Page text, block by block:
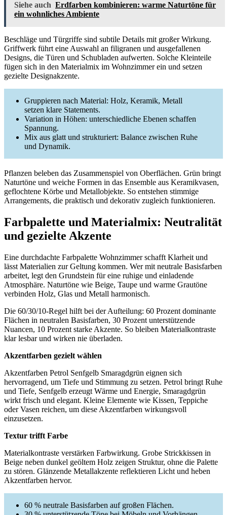
Siehe auch Erdfarben kombinieren: warme Naturtöne für
ein wohnliches Ambiente
Beschläge und Türgriffe sind subtile Details mit großer Wirkung.
Griffwerk führt eine Auswahl an filigranen und ausgefallenen
Designs, die Türen und Schubladen aufwerten. Solche Kleinteile
fügen sich in den Materialmix im Wohnzimmer ein und setzen
gezielte Designakzente.
Gruppieren nach Material: Holz, Keramik, Metall
setzen klare Statements.
Variation in Höhen: unterschiedliche Ebenen schaffen
Spannung.
Mix aus glatt und strukturiert: Balance zwischen Ruhe
und Dynamik.
Pflanzen beleben das Zusammenspiel von Oberflächen. Grün bringt
Naturtöne und weiche Formen in das Ensemble aus Keramikvasen,
geflochtene Körbe und Metallobjekte. So entstehen stimmige
Arrangements, die praktisch und dekorativ zugleich funktionieren.
Farbpalette und Materialmix: Neutralität
und gezielte Akzente
Eine durchdachte Farbpalette Wohnzimmer schafft Klarheit und
lässt Materialien zur Geltung kommen. Wer mit neutrale Basisfarben
arbeitet, legt den Grundstein für eine ruhige und einladende
Atmosphäre. Naturtöne wie Beige, Taupe und warme Grautöne
verbinden Holz, Glas und Metall harmonisch.
Die 60/30/10-Regel hilft bei der Aufteilung: 60 Prozent dominante
Flächen in neutralen Basisfarben, 30 Prozent unterstützende
Nuancen, 10 Prozent starke Akzente. So bleiben Materialkontraste
klar lesbar und wirken nie überladen.
Akzentfarben gezielt wählen
Akzentfarben Petrol Senfgelb Smaragdgrün eignen sich
hervorragend, um Tiefe und Stimmung zu setzen. Petrol bringt Ruhe
und Tiefe, Senfgelb erzeugt Wärme und Energie, Smaragdgrün
wirkt frisch und elegant. Kleine Elemente wie Kissen, Teppiche
oder Vasen reichen, um diese Akzentfarben wirkungsvoll
einzusetzen.
Textur trifft Farbe
Materialkontraste verstärken Farbwirkung. Grobe Strickkissen in
Beige neben dunkel geöltem Holz zeigen Struktur, ohne die Palette
zu stören. Glänzende Metallakzente reflektieren Licht und heben
Akzentfarben hervor.
60 % neutrale Basisfarben auf großen Flächen.